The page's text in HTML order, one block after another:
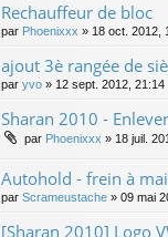
Rechauffeur de bloc
par Phoenixxx » 18 oct. 2012,
ajout 3è rangée de
par yvo » 12 sept. 2012, 21:14
Sharan 2010 -
par Phoenixxx » 18 juil.
Autohold - frein à
par Scrameustache » 09 mai
[Sharan 2010] Logo